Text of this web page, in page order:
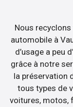
Nous
automobile à
d’usage a peu
grâce à notre
la préservation
tous types de
voitures, motos,